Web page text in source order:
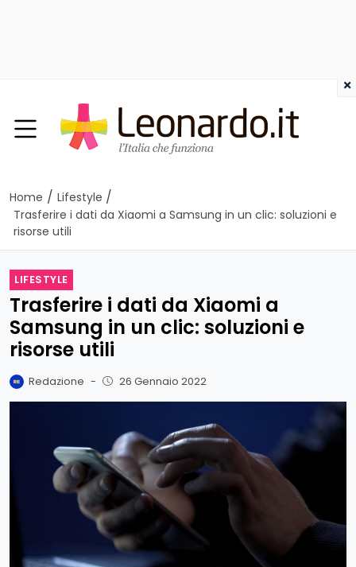
Home / Lifestyle /
Trasferire i dati da Xiaomi a Samsung in un clic: soluzioni e
risorse utili
LIFESTYLE
Trasferire i dati da Xiaomi a
Samsung in un clic: soluzioni e
risorse utili
Redazione - 26 Gennaio 2022
×